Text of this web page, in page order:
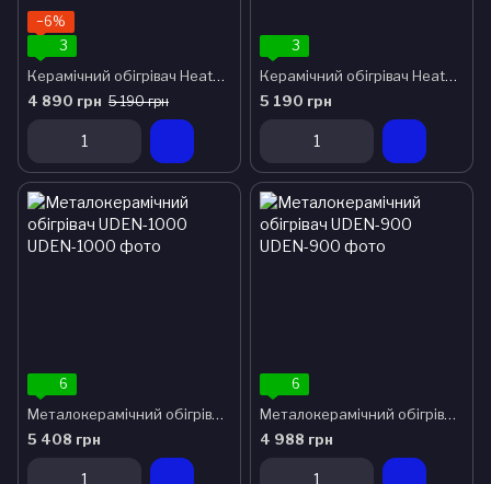
−6%
3
Керамічний обігрівач Heats 1000 loft
4 890 грн 5 190 грн
3
Керамічний обігрівач Heats 1000 stone
5 190 грн
6
Металокерамічний обігрівач UDEN-1000
5 408 грн
6
Металокерамічний обігрівач UDEN-900
4 988 грн